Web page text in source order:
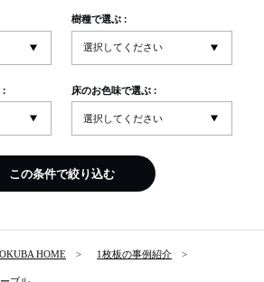
樹種で選ぶ :
: 床のお色味で選ぶ :
この条件で絞り込む
HOME 1枚板の事例紹介